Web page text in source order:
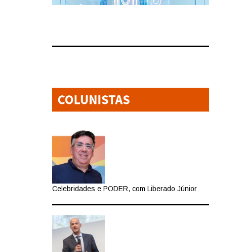
Celebridades e PODER, com Liberado Júnior